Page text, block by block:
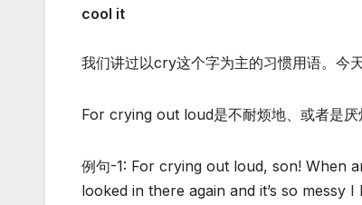
cool it
我们讲过以cry这个字为主的习惯用语。
For crying out loud是不耐烦地、或者是厌
例句-1: For crying out loud, son! When
looked in there again and it’s so